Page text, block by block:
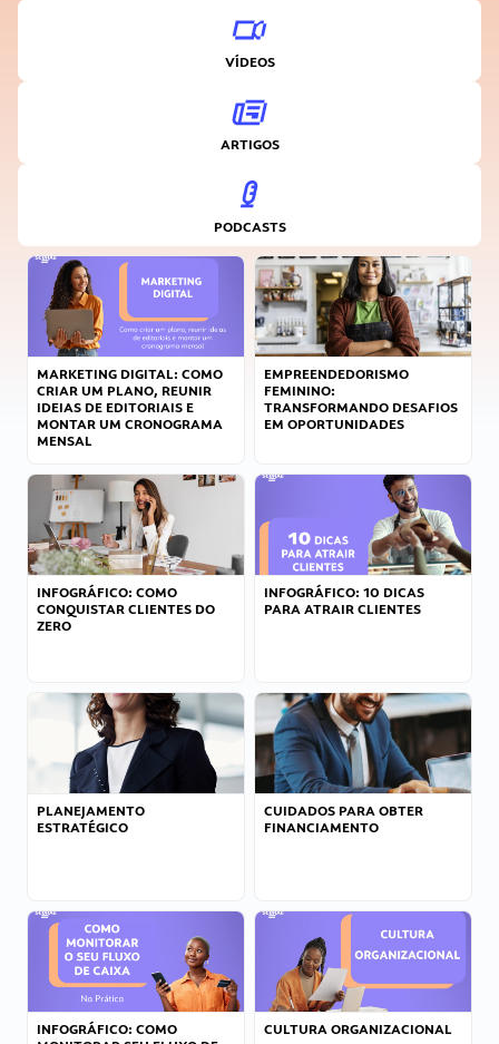
VÍDEOS
ARTIGOS
PODCASTS
MARKETING DIGITAL: COMO
CRIAR UM PLANO, REUNIR
IDEIAS DE EDITORIAIS E
MONTAR UM CRONOGRAMA
MENSAL
EMPREENDEDORISMO
FEMININO:
TRANSFORMANDO DESAFIOS
EM OPORTUNIDADES
INFOGRÁFICO: COMO
CONQUISTAR CLIENTES DO
ZERO
INFOGRÁFICO: 10 DICAS
PARA ATRAIR CLIENTES
PLANEJAMENTO
ESTRATÉGICO
CUIDADOS PARA OBTER
FINANCIAMENTO
INFOGRÁFICO: COMO
CULTURA ORGANIZACIONAL